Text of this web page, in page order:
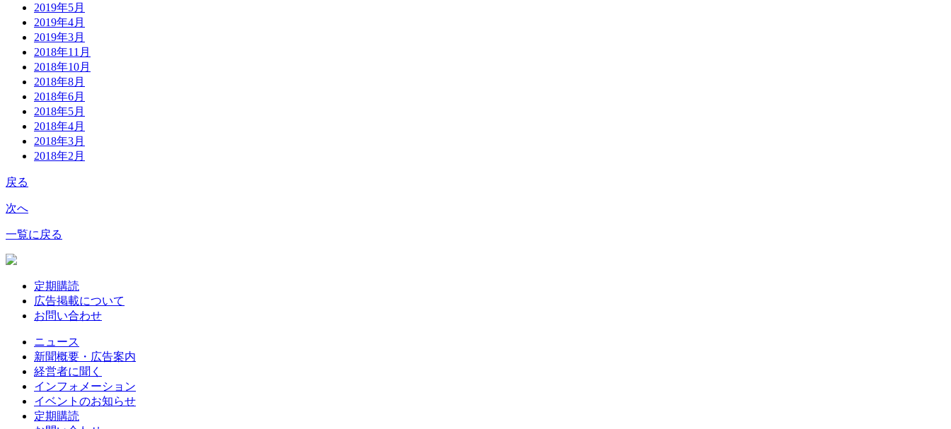
2019年5月
2019年4月
2019年3月
2018年11月
2018年10月
2018年8月
2018年6月
2018年5月
2018年4月
2018年3月
2018年2月
戻る
次へ
一覧に戻る
定期購読
広告掲載について
お問い合わせ
ニュース
新聞概要・広告案内
経営者に聞く
インフォメーション
イベントのお知らせ
定期購読